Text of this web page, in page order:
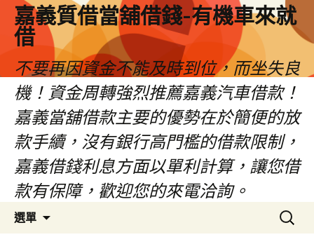
嘉義質借當舖借錢-有機車來就
借
不要再因資金不能及時到位，而坐失良
機！資金周轉強烈推薦嘉義汽車借款！
嘉義當舖借款主要的優勢在於簡便的放
款手續，沒有銀行高門檻的借款限制，
嘉義借錢利息方面以單利計算，讓您借
款有保障，歡迎您的來電洽詢。
選單
搜
尋